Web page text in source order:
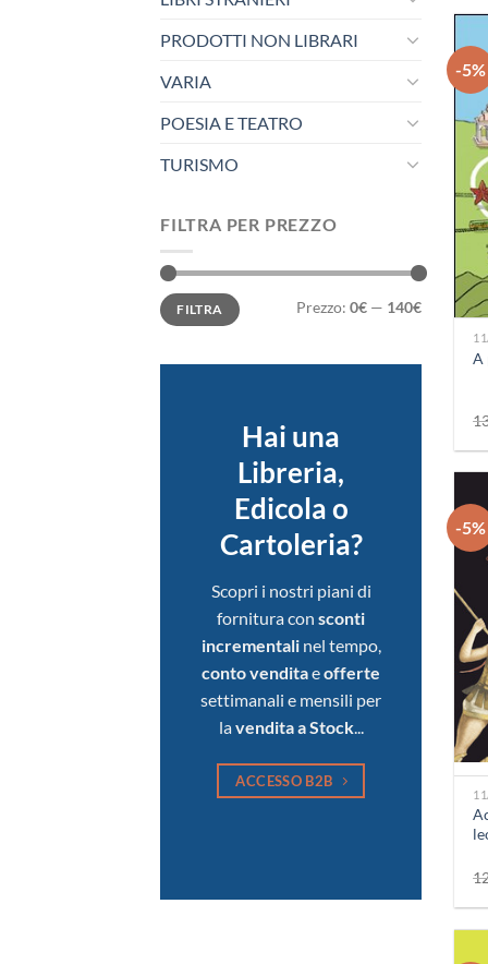
PRODOTTI NON LIBRARI
VARIA
POESIA E TEATRO
TURISMO
FILTRA PER PREZZO
Prezzo
Min
Prezzo
MaxFILTRA Prezzo: 0€ — 140€
Hai una
Libreria,
Edicola o
Cartoleria?
Scopri i nostri piani di
fornitura con sconti
incrementalinel tempo,
conto venditaeofferte
settimanali e mensili per
lavendita a Stock...
ACCESSO B2B
-5%
+
A
-5%
+